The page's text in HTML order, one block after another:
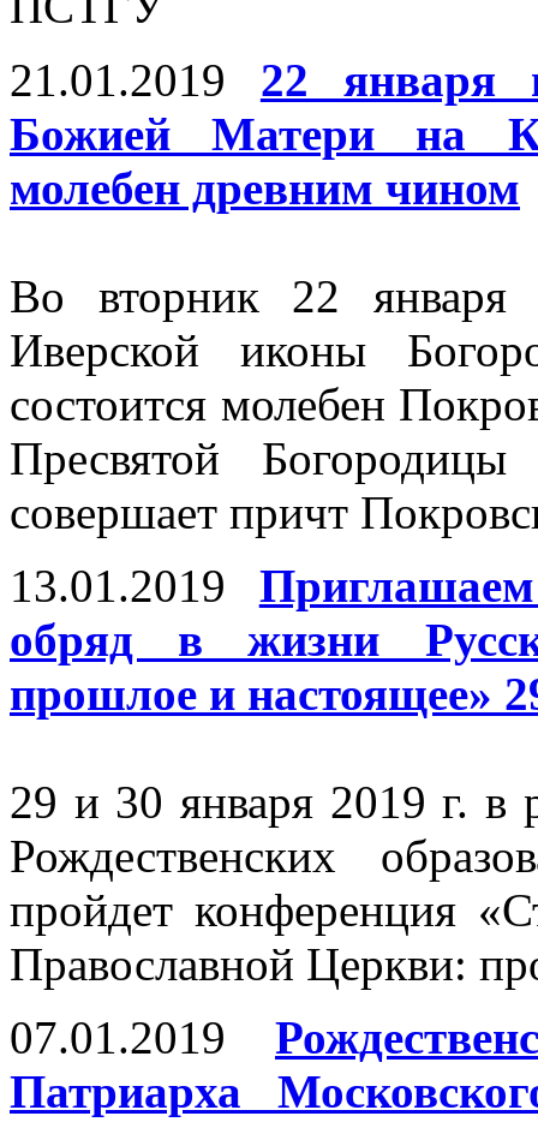
21.01.2019
22 января
Божией Матери на
молебен древним чином
Во вторник 22
Иверской иконы
состоится молебен
Пресвятой
совершает причт
13.01.2019
обряд в жизни
прошлое и настоящее»
29 и 30 января 2019 г.
Рождественских
пройдет конференция
Православной Церкви:
07.01.2019
Патриарха